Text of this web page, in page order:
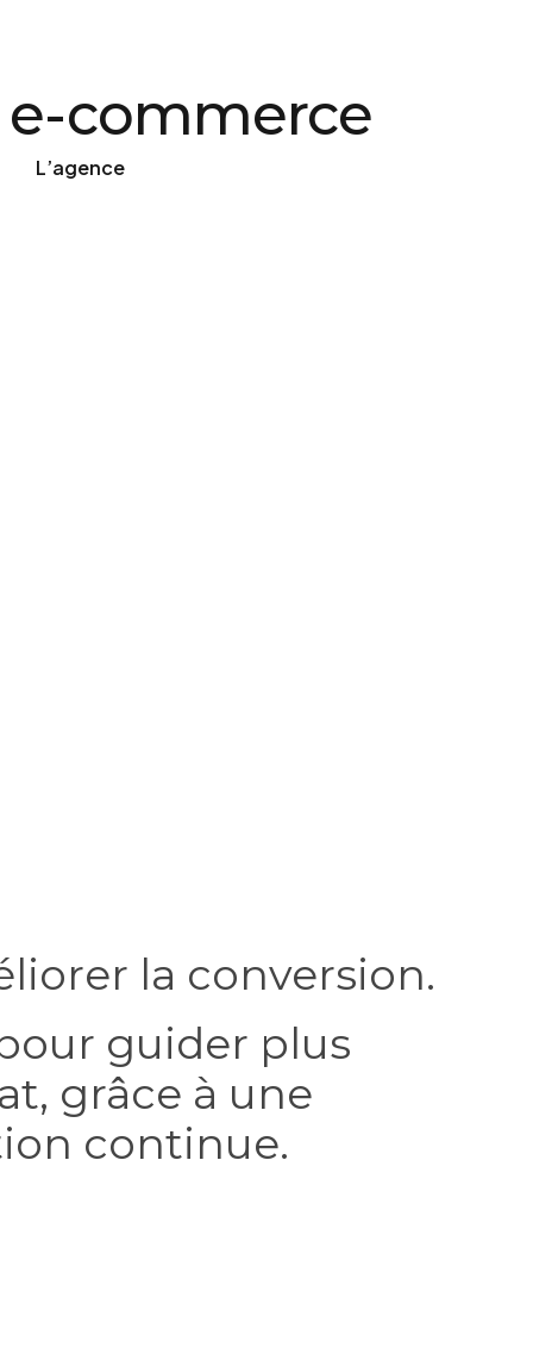
L’agence
e-commerce
la conversion.
guider plus
grâce à une
continue.